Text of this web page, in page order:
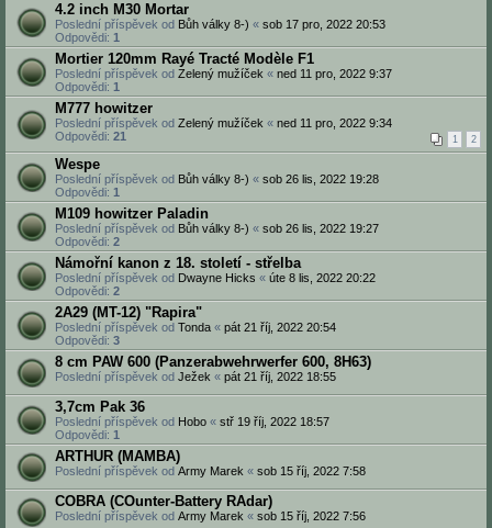
4.2 inch M30 Mortar
Poslední příspěvek od Bůh války 8-) « sob 17 pro, 2022 20:53
Odpovědi: 1
Mortier 120mm Rayé Tracté Modèle F1
Poslední příspěvek od Zelený mužíček « ned 11 pro, 2022 9:37
Odpovědi: 1
M777 howitzer
Poslední příspěvek od Zelený mužíček « ned 11 pro, 2022 9:34
Odpovědi: 21 1 2
Wespe
Poslední příspěvek od Bůh války 8-) « sob 26 lis, 2022 19:28
Odpovědi: 1
M109 howitzer Paladin
Poslední příspěvek od Bůh války 8-) « sob 26 lis, 2022 19:27
Odpovědi: 2
Námořní kanon z 18. století - střelba
Poslední příspěvek od Dwayne Hicks « úte 8 lis, 2022 20:22
Odpovědi: 2
2A29 (MT-12) "Rapira"
Poslední příspěvek od Tonda « pát 21 říj, 2022 20:54
Odpovědi: 3
8 cm PAW 600 (Panzerabwehrwerfer 600, 8H63)
Poslední příspěvek od Ježek « pát 21 říj, 2022 18:55
3,7cm Pak 36
Poslední příspěvek od Hobo « stř 19 říj, 2022 18:57
Odpovědi: 1
ARTHUR (MAMBA)
Poslední příspěvek od Army Marek « sob 15 říj, 2022 7:58
COBRA (COunter-Battery RAdar)
Poslední příspěvek od Army Marek « sob 15 říj, 2022 7:56